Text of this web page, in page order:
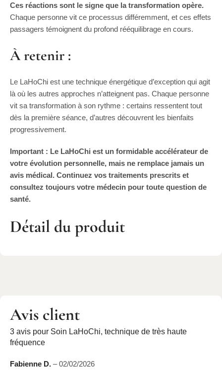
Détail du produit
Ces réactions sont le signe que la transformation opère.
Chaque personne vit ce processus différemment, et ces effets
passagers témoignent du profond rééquilibrage en cours.
À retenir :
Le LaHoChi est une technique énergétique d’exception qui agit
là où les autres approches n’atteignent pas. Chaque personne
vit sa transformation à son rythme : certains ressentent tout
dès la première séance, d’autres découvrent les bienfaits
progressivement.
Important : Le LaHoChi est un formidable accélérateur de
votre évolution personnelle, mais ne remplace jamais un
avis médical. Continuez vos traitements prescrits et
consultez toujours votre médecin pour toute question de
santé.
Avis client
3 avis pour Soin LaHoChi, technique de très haute
fréquence
Fabienne D. – 02/02/2026